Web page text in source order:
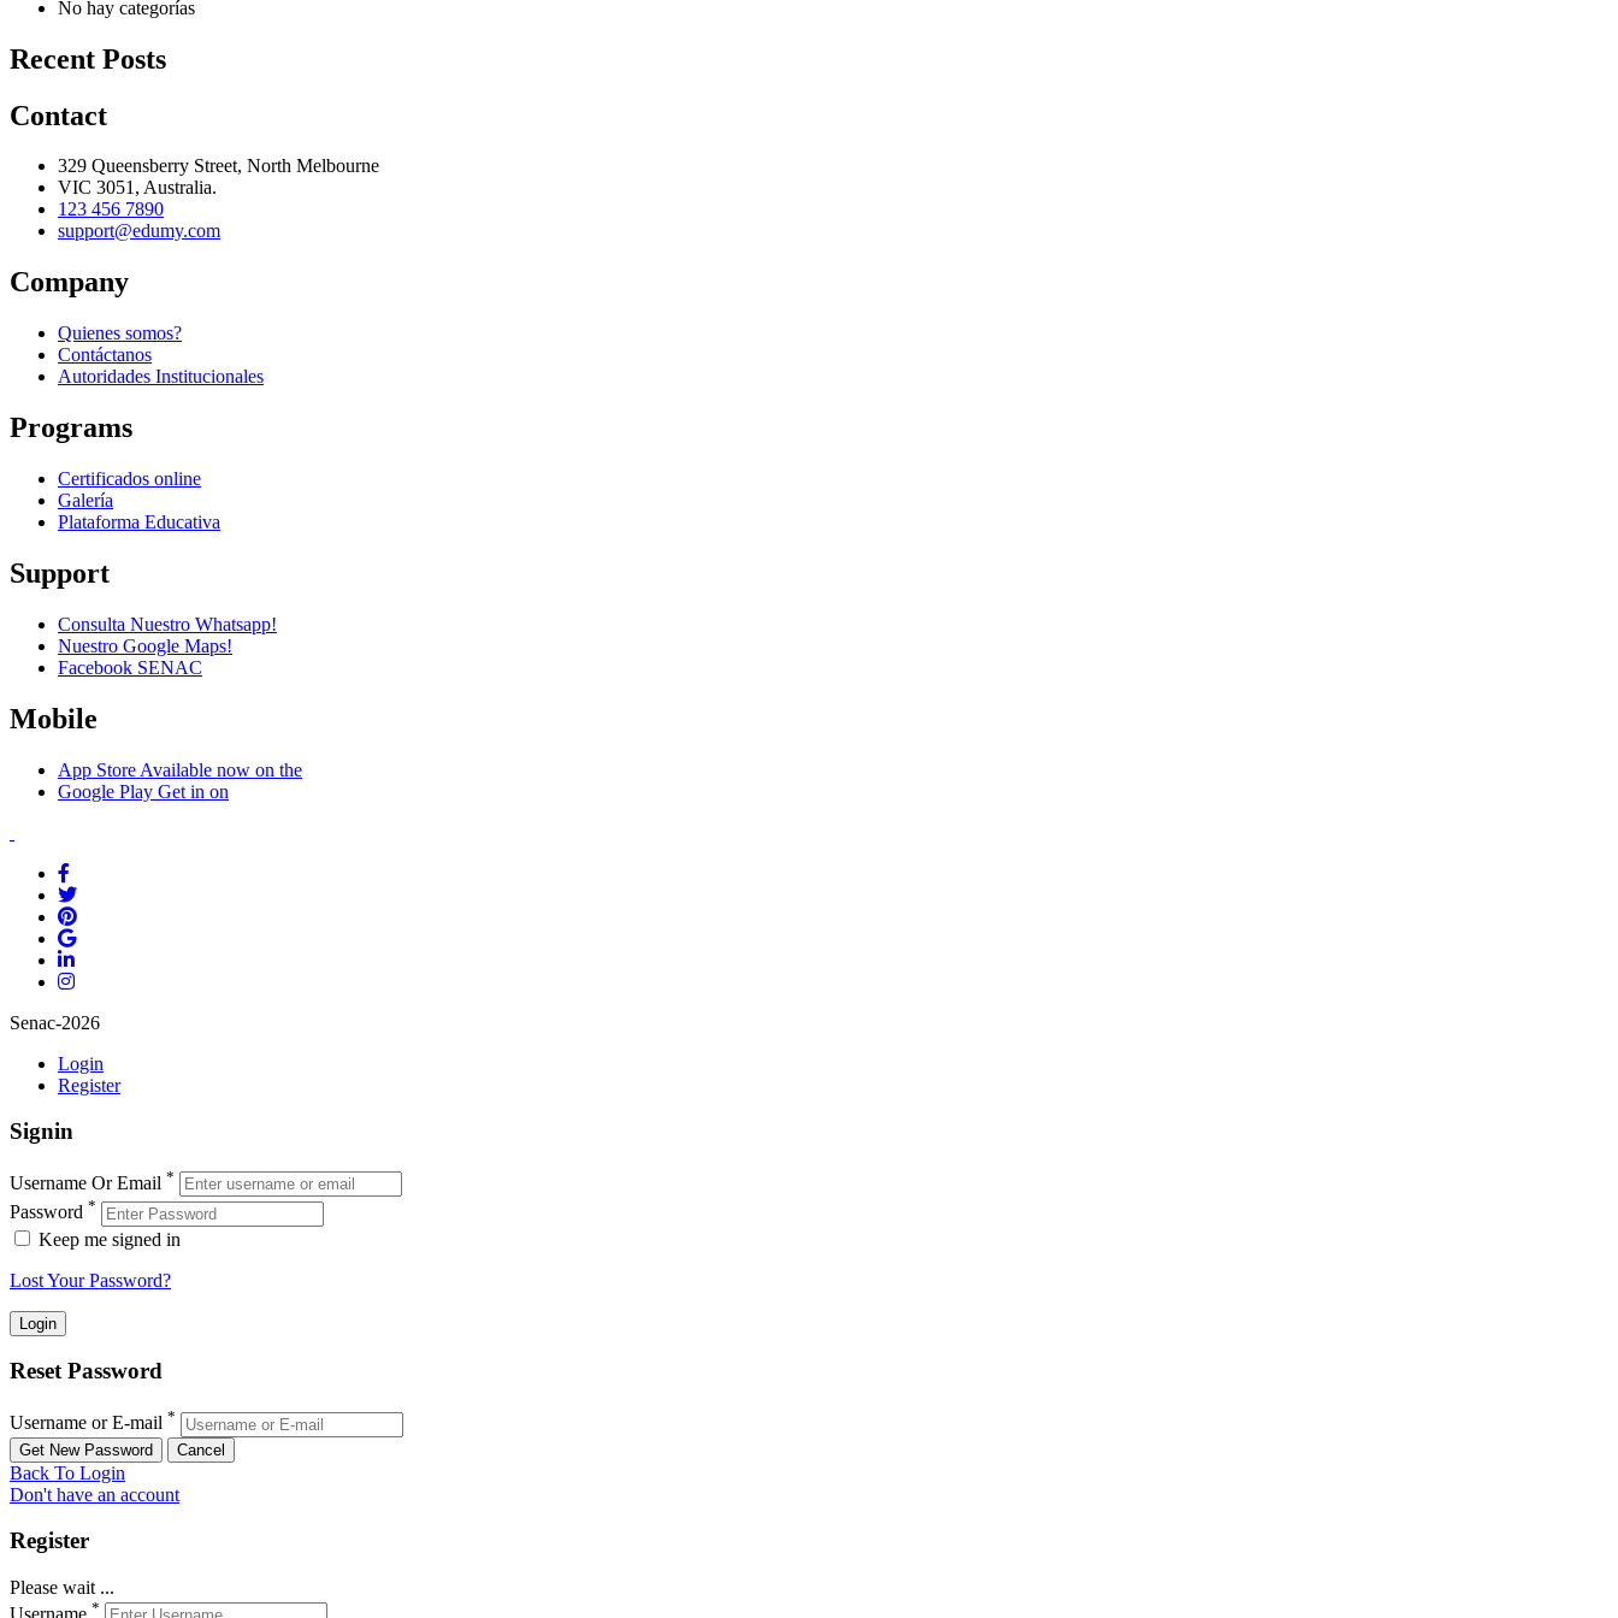
No hay categorías
Recent Posts
Contact
329 Queensberry Street, North Melbourne
VIC 3051, Australia.
123 456 7890
support@edumy.com
Company
Quienes somos?
Contáctanos
Autoridades Institucionales
Programs
Certificados online
Galería
Plataforma Educativa
Support
Consulta Nuestro Whatsapp!
Nuestro Google Maps!
Facebook SENAC
Mobile
App Store Available now on the
Google Play Get in on
Senac-2026
Login
Register
Signin
Username Or Email *
Password *
Keep me signed in
Lost Your Password?
Reset Password
Username or E-mail *
Back To Login
Don't have an account
Register
Please wait ...
*